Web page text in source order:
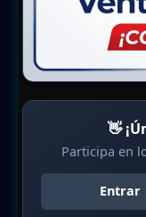
👋
Participa en
Entrar